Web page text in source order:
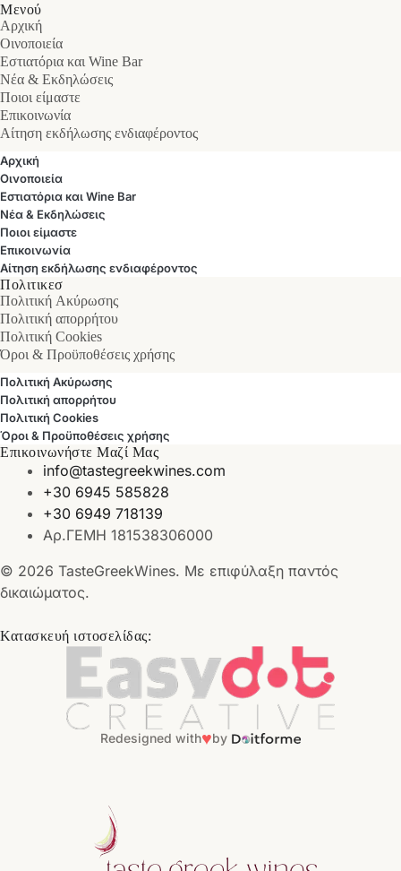
Μενού
Αρχική
Οινοποιεία
Εστιατόρια και Wine Bar
Νέα & Εκδηλώσεις
Ποιοι είμαστε
Επικοινωνία
Αίτηση εκδήλωσης ενδιαφέροντος
Αρχική
Οινοποιεία
Εστιατόρια και Wine Bar
Νέα & Εκδηλώσεις
Ποιοι είμαστε
Επικοινωνία
Αίτηση εκδήλωσης ενδιαφέροντος
Πολιτικεσ
Πολιτική Ακύρωσης
Πολιτική απορρήτου
Πολιτική Cookies
Όροι & Προϋποθέσεις χρήσης
Πολιτική Ακύρωσης
Πολιτική απορρήτου
Πολιτική Cookies
Όροι & Προϋποθέσεις χρήσης
Επικοινωνήστε Μαζί Μας
info@tastegreekwines.com
+30 6945 585828
+30 6949 718139
Αρ.ΓΕΜΗ 181538306000
© 2026 TasteGreekWines. Με επιφύλαξη παντός
δικαιώματος.
Κατασκευή ιστοσελίδας:
Redesigned with♥by